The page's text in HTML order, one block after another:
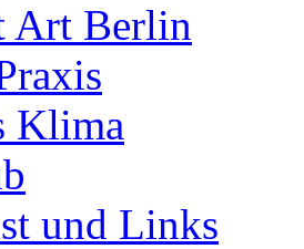
Art Berlin
Klima
und Links